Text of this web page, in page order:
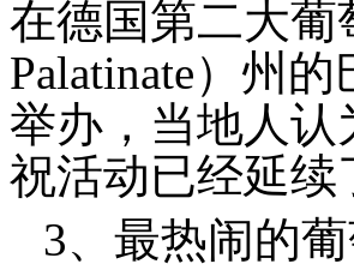
在德国第二大葡
Palatinate）州
举办，当地人
祝活动已经延续
3、最热闹的